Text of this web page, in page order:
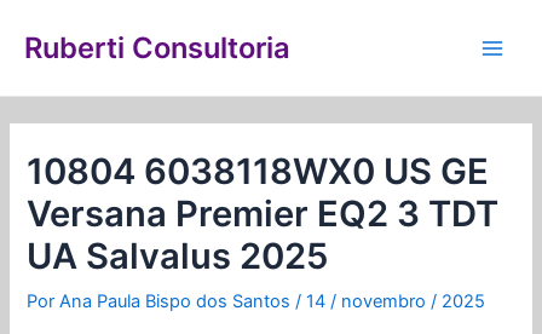
para
conteúdo
Ruberti Consultoria
10804 6038118WX0 US GE
Versana Premier EQ2 3 TDT
UA Salvalus 2025
PorAna Paula Bispo dos Santos/14 / novembro / 2025
de